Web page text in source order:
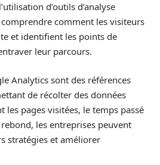
d’outils d’analyse
comment les visiteurs
et identifient les points de
leur parcours.
Analytics sont des références
de récolter des données
les pages visitées, le temps passé
les entreprises peuvent
stratégies et améliorer